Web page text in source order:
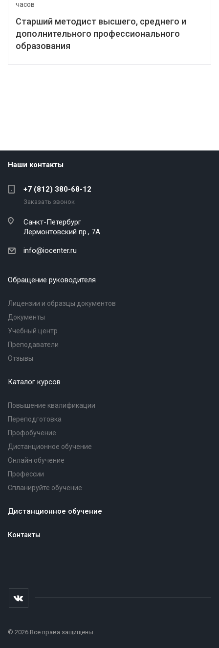
часов
Старший методист высшего, среднего и
дополнительного профессионального
образования
Наши контакты
+7 (812) 380-68-12
Заказать звонок
Санкт-Петербург
Лермонтовский пр., 7А
info@iocenter.ru
Обращение руководителя
Лицензии и образцы документов
Документы
Учебный центр
Преподаватели
Отзывы
Каталог курсов
Повышение квалификации
Переподготовка
Профобучение
Дистанционное обучение
Онлайн обучение
Профессии
Спланируйте обучение
Дистанционное обучение
Контакты
© 2026 Все права защищены.